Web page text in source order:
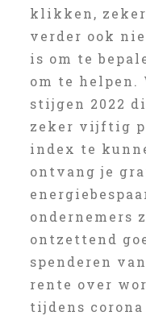
klikken,
verder ook
is om te
om te helpen.
stijgen 2022
zeker vijftig
index te
ontvang je
ondernemers
ontzettend
spenderen
rente over
tijdens